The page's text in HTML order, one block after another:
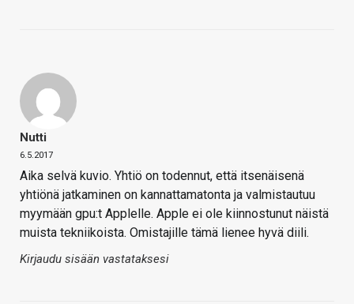
Nutti
6.5.2017
Aika selvä kuvio. Yhtiö on todennut, että itsenäisenä
yhtiönä jatkaminen on kannattamatonta ja valmistautuu
myymään gpu:t Applelle. Apple ei ole kiinnostunut näistä
muista tekniikoista. Omistajille tämä lienee hyvä diili.
Kirjaudu sisään vastataksesi